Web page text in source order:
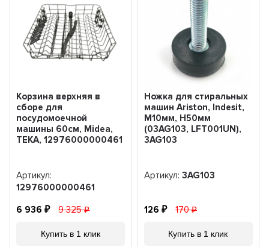
Корзина верхняя в
сборе для
посудомоечной
машины 60см, Midea,
TEKA, 12976000000461
Артикул:
12976000000461
6 936 9 325
Купить в 1 клик
Ножка для стиральных
машин Ariston, Indesit,
M10мм, H50мм
(03AG103, LFT001UN),
3AG103
Артикул: 3AG103
126 170
Купить в 1 клик